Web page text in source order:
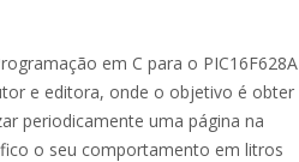
em C para o PIC16F628A
e editora, onde o objetivo é obter
periodicamente uma página na
o seu comportamento em litros